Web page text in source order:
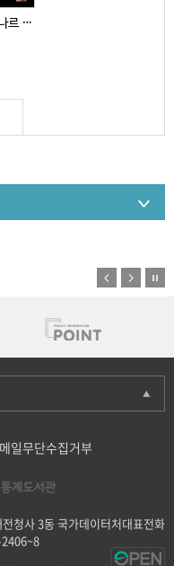
키메라의 땅 : 베르나르 베르베르 . 1-2
일무단수집거부
청사 3동 국가데이터처대표전화